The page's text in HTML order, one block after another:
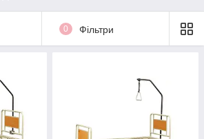
0 Фільтри